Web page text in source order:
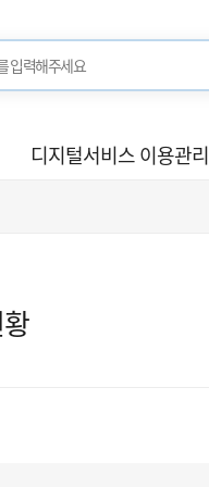
입력해주세요
디지털서비스 이용관리